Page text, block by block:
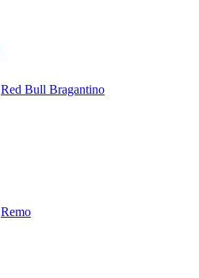
Red Bull Bragantino
Remo